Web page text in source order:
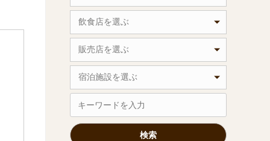
飲食店を選ぶ
販売店を選ぶ
宿泊施設を選ぶ